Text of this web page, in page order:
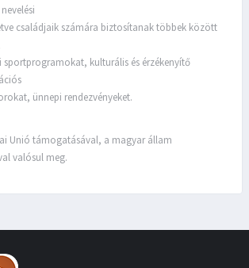
családjaik számára biztosítanak többek között
sportprogramokat, kulturális és érzékenyítő
ünnepi rendezvényeket.
Unió támogatásával, a magyar állam
valósul meg.